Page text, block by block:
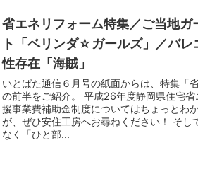
省エネリフォーム特集／ご当地ガ
ト「ベリンダ☆ガールズ」／バレ
性存在「海賊」
いとばた通信６月号の紙面からは、特集「
の前半をご紹介。 平成26年度静岡県住宅省
援事業費補助金制度についてはちょっとわ
が、ぜひ安住工房へお尋ねください！ そし
なく「ひと部...